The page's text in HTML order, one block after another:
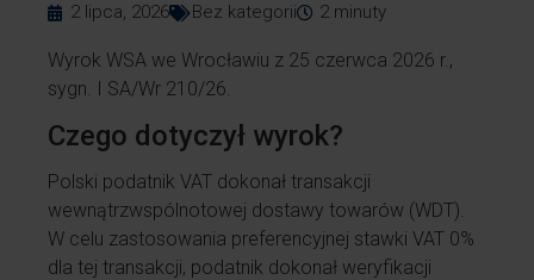
2 lipca, 2026 Bez kategorii 2 minuty
Wyrok WSA we Wrocławiu z 25 czerwca 2026 r.,
sygn. I SA/Wr 210/26.
Czego dotyczył wyrok?
Polski podatnik VAT dokonał transakcji
wewnątrzwspólnotowej dostawy towarów (WDT).
W celu zastosowania preferencyjnej stawki VAT 0%
dla tej transakcji, podatnik dokonał weryfikacji